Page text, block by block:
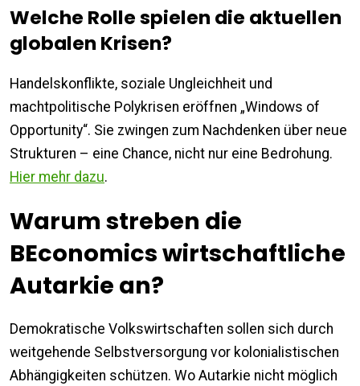
Welche Rolle spielen die aktuellen
globalen Krisen?
Handelskonflikte, soziale Ungleichheit und
machtpolitische Polykrisen eröffnen „Windows of
Opportunity“. Sie zwingen zum Nachdenken über neue
Strukturen – eine Chance, nicht nur eine Bedrohung.
Hier mehr dazu.
Warum streben die
BEconomics wirtschaftliche
Autarkie an?
Demokratische Volkswirtschaften sollen sich durch
weitgehende Selbstversorgung vor kolonialistischen
Abhängigkeiten schützen. Wo Autarkie nicht möglich